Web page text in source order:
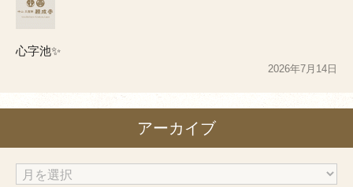
心字池✨
2026年7月14日
アーカイブ
ア